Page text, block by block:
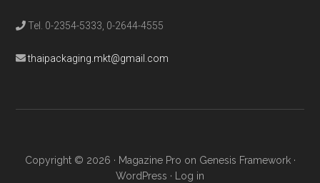
Tel. 0-2354-5333, 0-2644-4555
thaipackaging.mkt@gmail.com
Copyright © 2026 · Magazine Pro on Genesis Framework·
WordPress · Log in